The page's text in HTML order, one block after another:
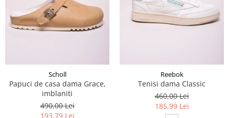
Scholl
Papuci de casa dama Grace,
imblaniti
490,00 Lei
193,79 Lei
Reebok
Tenisi dama Classic
460,00 Lei
185,99 Lei